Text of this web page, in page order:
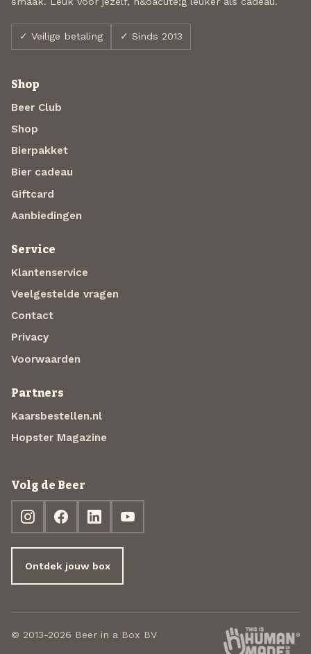
✓ Veilige betaling ✓ Sinds 2013
Shop
Beer Club
Shop
Bierpakket
Bier cadeau
Giftcard
Aanbiedingen
Service
Klantenservice
Veelgestelde vragen
Contact
Privacy
Voorwaarden
Partners
Kaarsbestellen.nl
Hopster Magazine
Volg de Beer
Ontdek jouw box
© 2013-2026 Beer in a Box BV